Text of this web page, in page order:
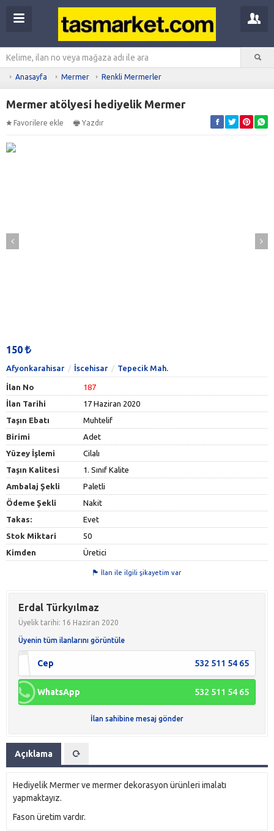
Anasayfa Mermer Renkli Mermerler
Mermer atölyesi hediyelik Mermer
Favorilere ekle Yazdır
150
Afyonkarahisar İscehisar Tepecik Mah.
İlan No
187
İlan Tarihi
17 Haziran 2020
Taşın Ebatı
Muhtelif
Birimi
Adet
Yüzey İşlemi
Cilalı
Taşın Kalitesi
1. Sınıf Kalite
Ambalaj Şekli
Paletli
Ödeme Şekli
Nakit
Takas:
Evet
Stok Miktari
50
Kimden
Üretici
İlan ile ilgili şikayetim var
Erdal Türkyılmaz
Üyelik tarihi: 16 Haziran 2020
Üyenin tüm ilanlarını görüntüle
Cep 532 511 54 65
WhatsApp 532 511 54 65
İlan sahibine mesaj gönder
Açıklama
Hediyelik Mermer ve mermer dekorasyon ürünleri imalatı
yapmaktayız.
Fason üretim vardır.